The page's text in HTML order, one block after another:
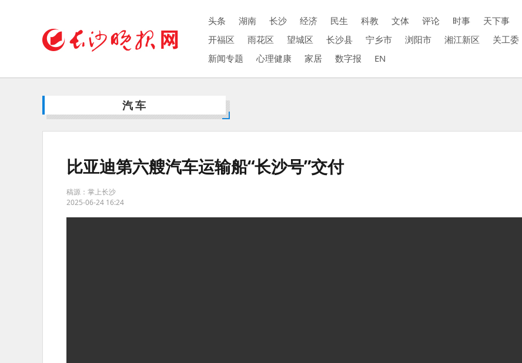
头条 湖南 长沙 经济 民生 科教 文体 评论 时事 天下事
开福区
雨花区 望城区 长沙县 宁乡市 浏阳市 湘江新区 关工委
新闻专题
心理健康 家居 数字报 EN
汽车
比亚迪第六艘汽车运输船“长沙号”交付
稿源：掌上长沙
2025-06-24 16:24